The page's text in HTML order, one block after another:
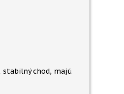
chod, majú